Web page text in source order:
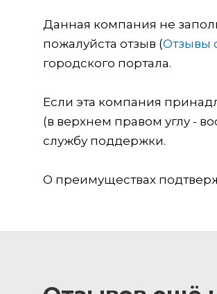
Данная компания не
пожалуйста отзыв (Отзывы
городского портала.
Если эта компания
(в верхнем правом углу -
службу поддержки.
О преимуществах